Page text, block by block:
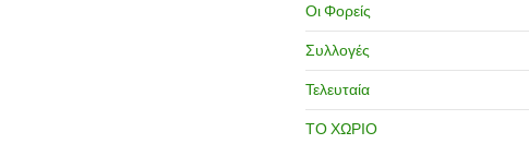
Οι Φορείς
Συλλογές
Τελευταία
ΤΟ ΧΩΡΙΟ